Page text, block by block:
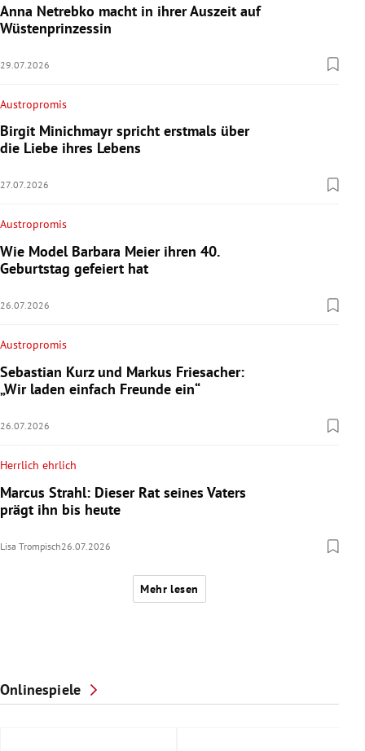
Anna Netrebko macht in ihrer Auszeit auf
Wüstenprinzessin
29.07.2026
Austropromis
Birgit Minichmayr spricht erstmals über
die Liebe ihres Lebens
27.07.2026
Austropromis
Wie Model Barbara Meier ihren 40.
Geburtstag gefeiert hat
26.07.2026
Austropromis
Sebastian Kurz und Markus Friesacher:
„Wir laden einfach Freunde ein“
26.07.2026
Herrlich ehrlich
Marcus Strahl: Dieser Rat seines Vaters
prägt ihn bis heute
Lisa Trompisch26.07.2026
Mehr lesen
Onlinespiele